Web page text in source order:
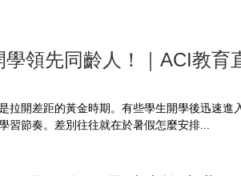
領先同齡人！｜ACI教育
拉開差距的黃金時期。有些學生開學後迅速進
習節奏。差別往往就在於暑假怎麼安排...